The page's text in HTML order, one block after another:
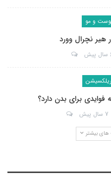
و مو
نچرال وورد
برای بدن دارد؟
7 سال پیش
بیشتر